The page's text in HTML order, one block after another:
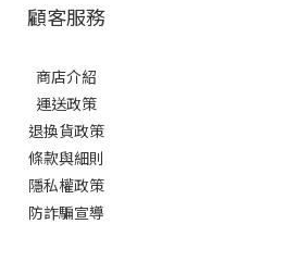
顧客服務
商店介紹
運送政策
退換貨政策
條款與細則
隱私權政策
防詐騙宣導